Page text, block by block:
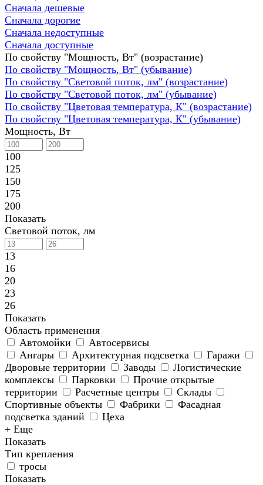
Сначала дешевые
Сначала дорогие
Сначала недоступные
Сначала доступные
По свойству "Мощность, Вт" (возрастание)
По свойству "Мощность, Вт" (убывание)
По свойству "Световой поток, лм" (возрастание)
По свойству "Световой поток, лм" (убывание)
По свойству "Цветовая температура, К" (возрастание)
По свойству "Цветовая температура, К" (убывание)
Мощность, Вт
100
125
150
175
200
Показать
Световой поток, лм
13
16
20
23
26
Показать
Область применения
Автомойки
Автосервисы
Ангары
Архитектурная подсветка
Гаражи
Дворовые территории
Заводы
Логистические
комплексы
Парковки
Прочие открытые
территории
Расчетные центры
Склады
Спортивные объекты
Фабрики
Фасадная
подсветка зданий
Цеха
+ Еще
Показать
Тип крепления
тросы
Показать